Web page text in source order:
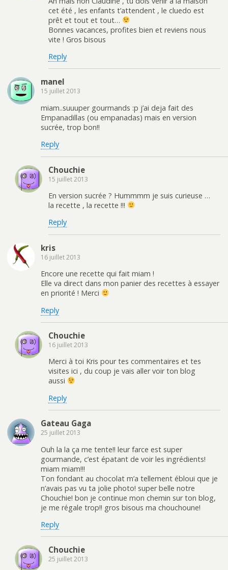
cet été , les enfants t’attendent , le cluedo est
prêt et tout et tout…
Bonnes vacances, profites bien et reviens nous
vite ! Gros bisous
Reply
manel
15 juillet 2013
miam..suuuper gourmands :p j’ai deja fait des
Empanadillas (ou empanadas) mais en version
sucrée, trop bon!!
Reply
Chouchie
15 juillet 2013
En version sucrée ? Hummmm je suis curieuse …
la recette , la recette !!!
Reply
kris
16 juillet 2013
Encore une recette qui fait miam !
Elle va direct dans mon panier des recettes à essayer
en priorité ! Merci
Reply
Chouchie
16 juillet 2013
Merci à toi Kris pour tes commentaires et tes
visites ici , du coup je vais aller voir ton blog
aussi
Reply
Gateau Gaga
25 juillet 2013
Ouh la la ça me tente!! leur farce est super
gourmande, c’est épatant de voir les ingrédients!
miam miam!!!
Ton fondant au chocolat m’a tellement ébloui que je
n’avais pas vu ta jolie photo! super belle notre
Chouchie! bon je continue mon chemin sur ton blog,
je me régale trop!! gros bisous ma chouchoune!
Reply
Chouchie
25 juillet 2013